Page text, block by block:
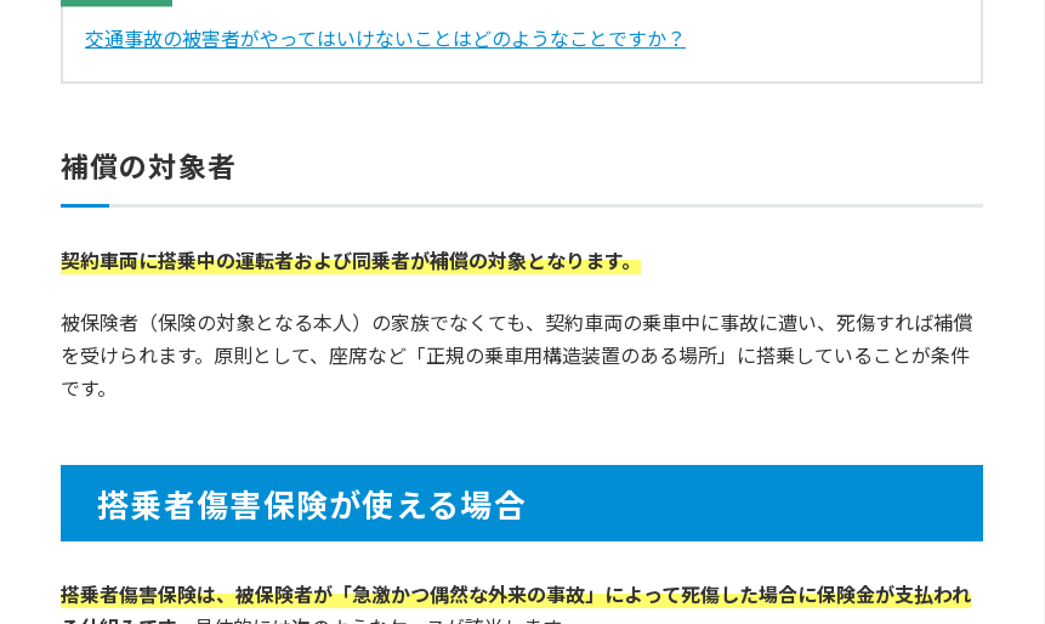
交通事故の被害者がやってはいけないことはどのようなことですか？
補償の対象者
契約車両に搭乗中の運転者および同乗者が補償の対象となります。
被保険者（保険の対象となる本人）の家族でなくても、契約車両の乗車中に事故に遭い、死傷すれば補償
を受けられます。原則として、座席など「正規の乗車用構造装置のある場所」に搭乗していることが条件
です。
搭乗者傷害保険が使える場合
搭乗者傷害保険は、被保険者が「急激かつ偶然な外来の事故」によって死傷した場合に保険金が支払われ